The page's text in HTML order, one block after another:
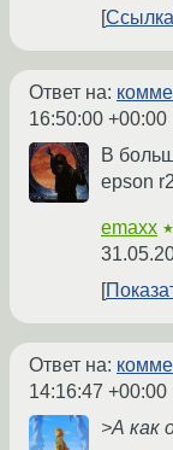
Ссылка
Ответ на:
16:50:00 +00:00
В
epson
emaxx
Ответ на:
14:16:47 +00:00
>А как